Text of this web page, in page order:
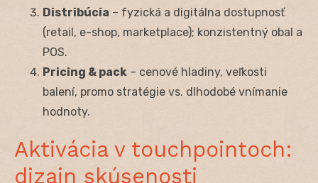
Distribúcia – fyzická a digitálna dostupnosť
(retail, e-shop, marketplace); konzistentný obal a
POS.
Pricing & pack – cenové hladiny, veľkosti
balení, promo stratégie vs. dlhodobé vnímanie
hodnoty.
Aktivácia v touchpointoch:
dizajn skúsenosti